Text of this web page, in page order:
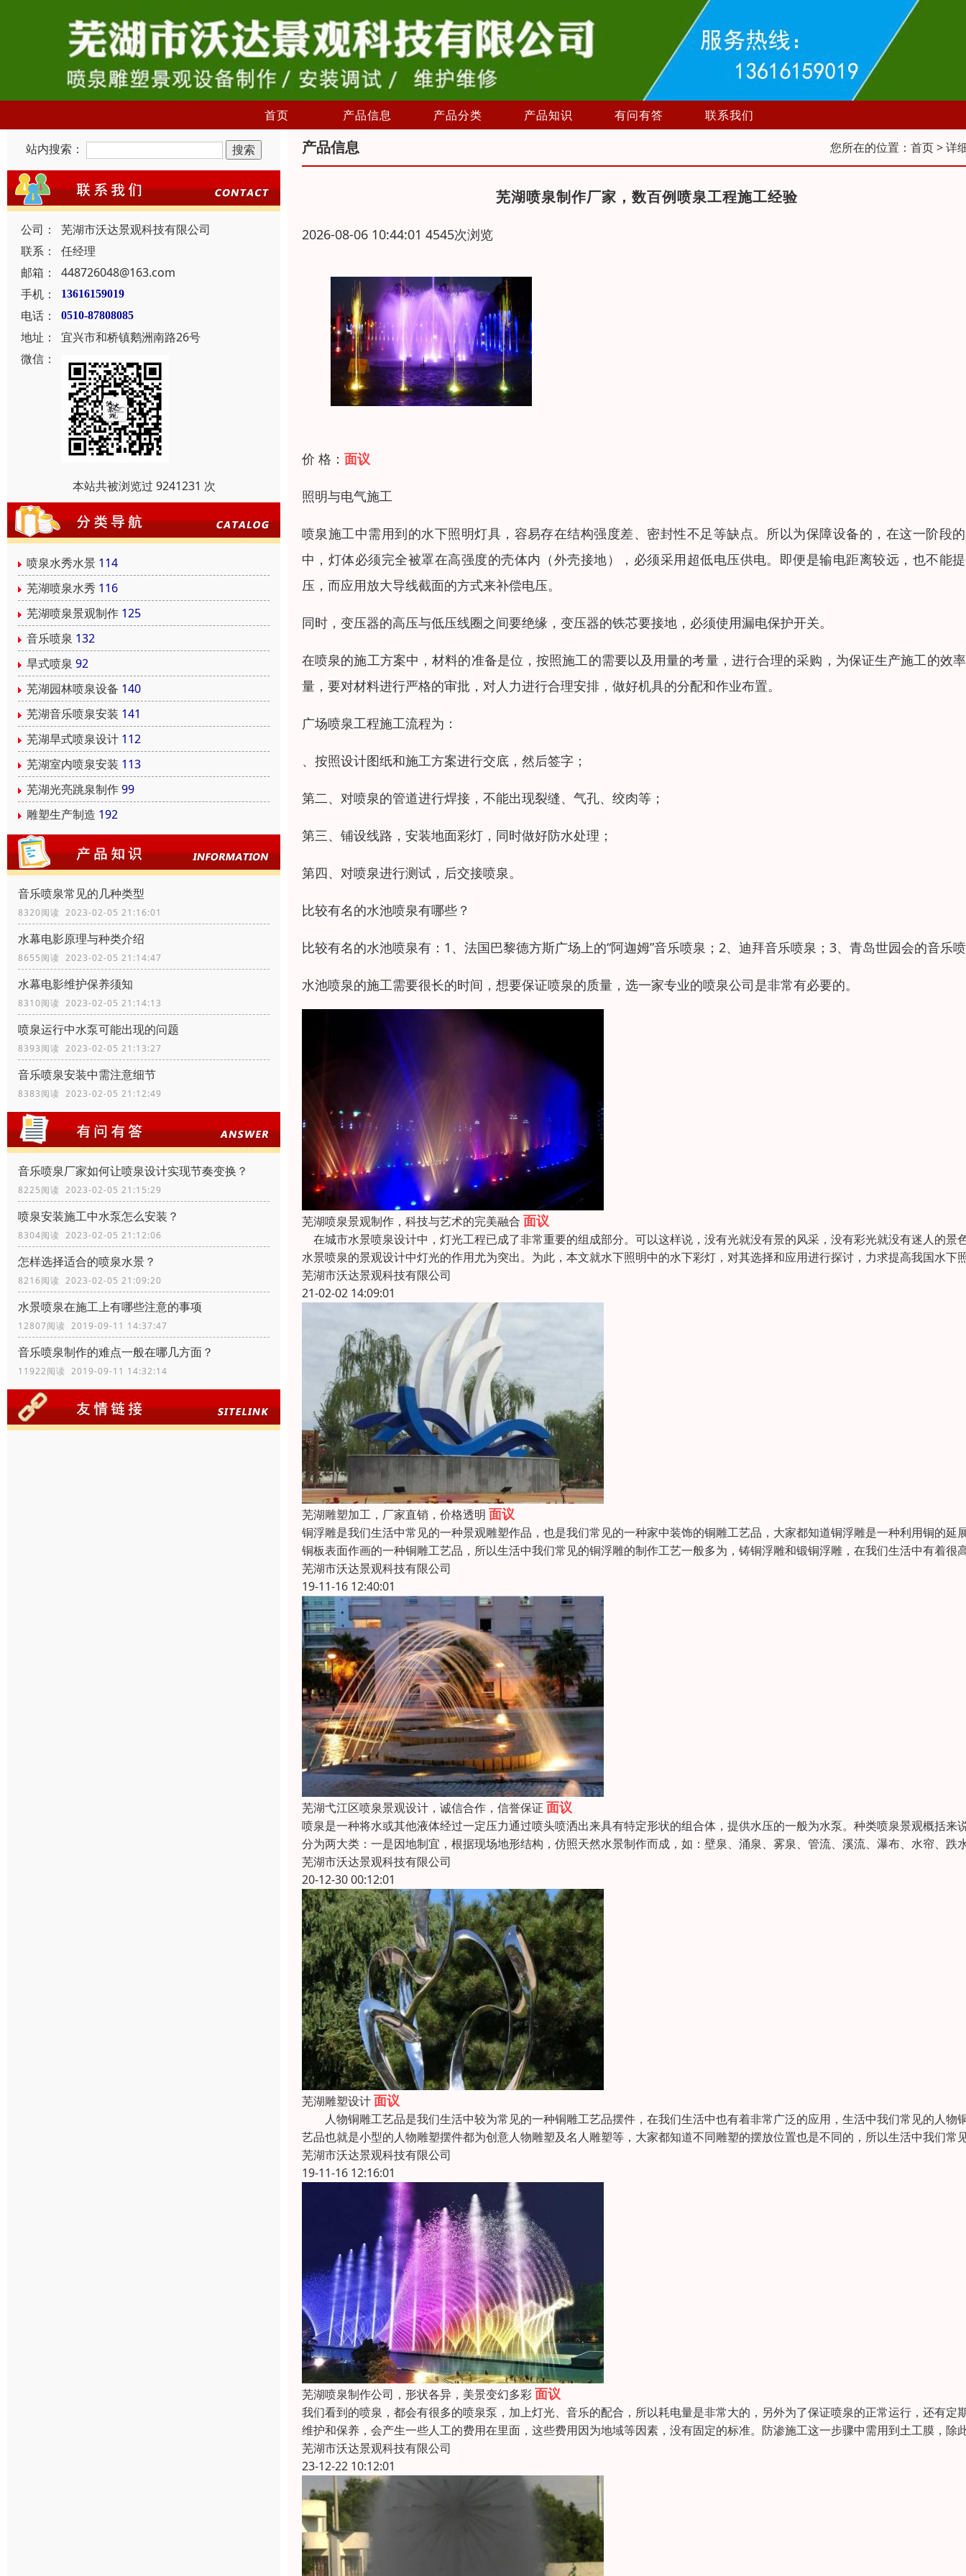
首页 产品信息 产品分类 产品知识 有问有答 联系我们
站内搜索：
公司：
芜湖市沃达景观科技有限公司
联系：
任经理
邮箱：
448726048@163.com
手机：
13616159019
电话： 0510-87808085
地址：
宜兴市和桥镇鹅洲南路26号
微信：
本站共被浏览过 9241231 次
喷泉水秀水景 114
芜湖喷泉水秀 116
芜湖喷泉景观制作 125
音乐喷泉 132
旱式喷泉 92
芜湖园林喷泉设备 140
芜湖音乐喷泉安装 141
芜湖旱式喷泉设计 112
芜湖室内喷泉安装 113
芜湖光亮跳泉制作99
雕塑生产制造 192
音乐喷泉常见的几种类型
8320阅读 2023-02-05 21:16:01
水幕电影原理与种类介绍
8655阅读 2023-02-05 21:14:47
水幕电影维护保养须知
8310阅读 2023-02-05 21:14:13
喷泉运行中水泵可能出现的问题
8393阅读 2023-02-05 21:13:27
音乐喷泉安装中需注意细节
8383阅读 2023-02-05 21:12:49
音乐喷泉厂家如何让喷泉设计实现节奏变换？
8225阅读 2023-02-05 21:15:29
喷泉安装施工中水泵怎么安装？
8304阅读 2023-02-05 21:12:06
怎样选择适合的喷泉水景？
8216阅读 2023-02-05 21:09:20
水景喷泉在施工上有哪些注意的事项
12807阅读 2019-09-11 14:37:47
音乐喷泉制作的难点一般在哪几方面？
11922阅读 2019-09-11 14:32:14
产品信息 您所在的位置： 首页> 详
芜湖喷泉制作厂家，数百例喷泉工程施工经验
2026-08-06 10:44:01 4545次浏览
价 格： 面议
照明与电气施工
喷泉施工中需用到的水下照明灯具，容易存在结构强度差、密封性不足等缺点。所以为保障设备的，在这一阶段
中，灯体必须完全被罩在高强度的壳体内（外壳接地），必须采用超低电压供电。即便是输电距离较远，也不能
压，而应用放大导线截面的方式来补偿电压。
同时，变压器的高压与低压线圈之间要绝缘，变压器的铁芯要接地，必须使用漏电保护开关。
在喷泉的施工方案中，材料的准备是位，按照施工的需要以及用量的考量，进行合理的采购，为保证生产施工的效
量，要对材料进行严格的审批，对人力进行合理安排，做好机具的分配和作业布置。
广场喷泉工程施工流程为：
、按照设计图纸和施工方案进行交底，然后签字；
第二、对喷泉的管道进行焊接，不能出现裂缝、气孔、绞肉等；
第三、铺设线路，安装地面彩灯，同时做好防水处理；
第四、对喷泉进行测试，后交接喷泉。
比较有名的水池喷泉有哪些？
比较有名的水池喷泉有：1、法国巴黎德方斯广场上的“阿迦姆”音乐喷泉；2、迪拜音乐喷泉；3、青岛世园会的音乐
水池喷泉的施工需要很长的时间，想要保证喷泉的质量，选一家专业的喷泉公司是非常有必要的。
芜湖喷泉景观制作，科技与艺术的完美融合 面议
在城市水景喷泉设计中，灯光工程已成了非常重要的组成部分。可以这样说，没有光就没有景的风采，没有彩光就没有迷人的景
水景喷泉的景观设计中灯光的作用尤为突出。为此，本文就水下照明中的水下彩灯，对其选择和应用进行探讨，力求提高我国水下
芜湖市沃达景观科技有限公司
21-02-02 14:09:01
芜湖雕塑加工，厂家直销，价格透明 面议
铜浮雕是我们生活中常见的一种景观雕塑作品，也是我们常见的一种家中装饰的铜雕工艺品，大家都知道铜浮雕是一种利用铜的延
铜板表面作画的一种铜雕工艺品，所以生活中我们常见的铜浮雕的制作工艺一般多为，铸铜浮雕和锻铜浮雕，在我们生活中有着很
芜湖市沃达景观科技有限公司
19-11-16 12:40:01
芜湖弋江区喷泉景观设计，诚信合作，信誉保证 面议
喷泉是一种将水或其他液体经过一定压力通过喷头喷洒出来具有特定形状的组合体，提供水压的一般为水泵。种类喷泉景观概括来
分为两大类：一是因地制宜，根据现场地形结构，仿照天然水景制作而成，如：壁泉、涌泉、雾泉、管流、溪流、瀑布、水帘、跌
芜湖市沃达景观科技有限公司
20-12-30 00:12:01
芜湖雕塑设计面议
人物铜雕工艺品是我们生活中较为常见的一种铜雕工艺品摆件，在我们生活中也有着非常广泛的应用，生活中我们常见的人物
艺品也就是小型的人物雕塑摆件都为创意人物雕塑及名人雕塑等，大家都知道不同雕塑的摆放位置也是不同的，所以生活中我们常
芜湖市沃达景观科技有限公司
19-11-16 12:16:01
芜湖喷泉制作公司，形状各异，美景变幻多彩面议
我们看到的喷泉，都会有很多的喷泉泵，加上灯光、音乐的配合，所以耗电量是非常大的，另外为了保证喷泉的正常运行，还有定
维护和保养，会产生一些人工的费用在里面，这些费用因为地域等因素，没有固定的标准。防渗施工这一步骤中需用到土工膜，除
芜湖市沃达景观科技有限公司
23-12-22 10:12:01